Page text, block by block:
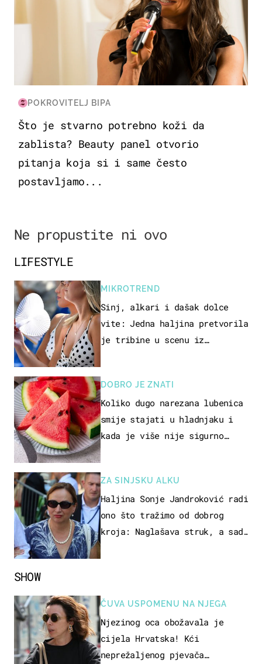
POKROVITELJ BIPA
Što je stvarno potrebno koži da
zablista? Beauty panel otvorio
pitanja koja si i same često
postavljamo...
Ne propustite ni ovo
SHOW
ČUVA USPOMENU NA NJEGA
Njezinog oca obožavala je
cijela Hrvatska! Kći
neprežaljenog pjevača
LIFESTYLE
MIKROTREND
Sinj, alkari i dašak dolce
vite: Jedna haljina pretvorila
je tribine u scenu iz
DOBRO JE ZNATI
Koliko dugo narezana lubenica
smije stajati u hladnjaku i
kada je više nije sigurno
ZA SINJSKU ALKU
Haljina Sonje Jandroković radi
ono što tražimo od dobrog
kroja: Naglašava struk, a sada